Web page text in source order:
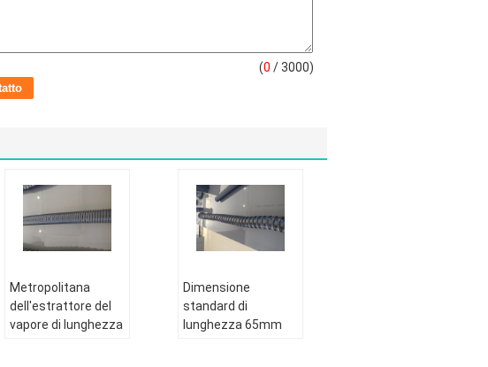
(0 / 3000)
Metropolitana
dell'estrattore del
vapore di lunghezza
Dimensione
standard di
lunghezza 65mm